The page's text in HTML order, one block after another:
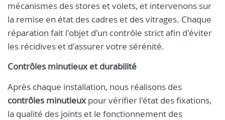
mécanismes des stores et volets, et intervenons sur
la remise en état des cadres et des vitrages. Chaque
réparation fait l'objet d'un contrôle strict afin d'éviter
les récidives et d'assurer votre sérénité.
Contrôles minutieux et durabilité
Après chaque installation, nous réalisons des
contrôles minutieuxpour vérifier l'état des fixations,
la qualité des joints et le fonctionnement des